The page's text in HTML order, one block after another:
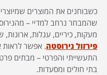
כשבוחנים את המוצרים
שהמבחר נרחב למדיי –
מעקות, כיריים, עגלות, ארונות,
פירזול נירוסטה. אפשר לראות
התעשייתי והפרטי – מבתים
בתי חולים ומסעדות.